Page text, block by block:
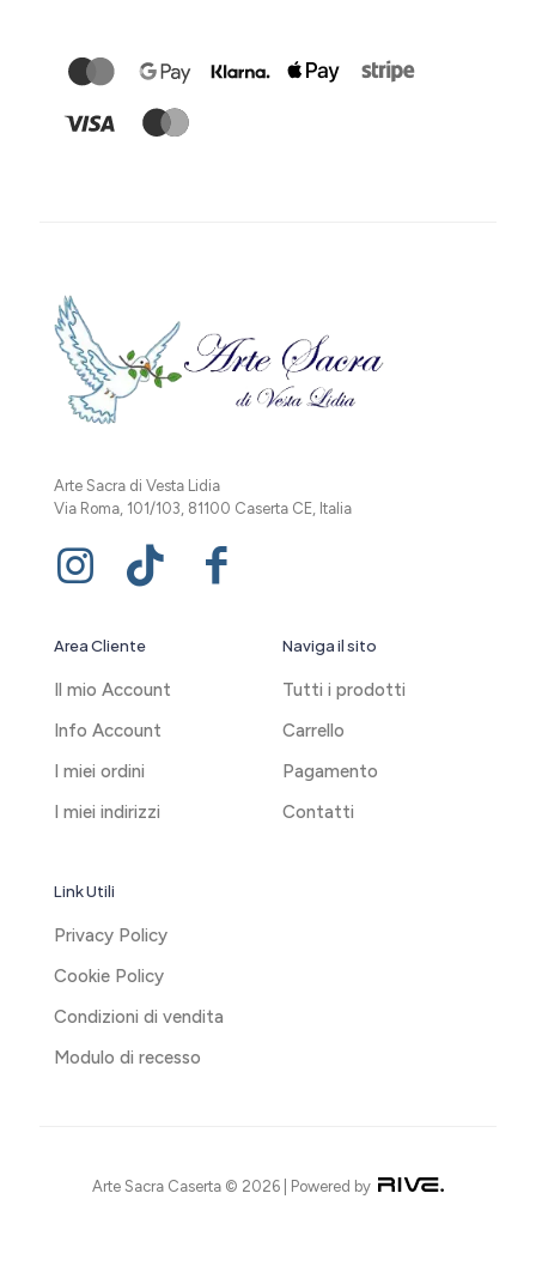
Arte Sacra di Vesta Lidia
Via Roma, 101/103, 81100 Caserta CE, Italia
Area Cliente
Il mio Account
Info Account
I miei ordini
I miei indirizzi
Naviga il sito
Tutti i prodotti
Carrello
Pagamento
Contatti
Link Utili
Privacy Policy
Cookie Policy
Condizioni di vendita
Modulo di recesso
Arte Sacra Caserta © 2026 | Powered by